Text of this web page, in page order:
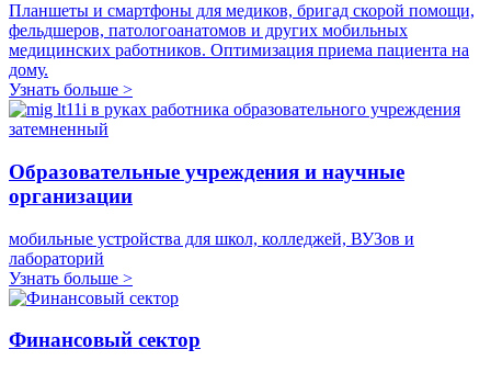
Планшеты и смартфоны для медиков, бригад скорой помощи,
фельдшеров, патологоанатомов и других мобильных
медицинских работников. Оптимизация приема пациента на
дому.
Узнать больше >
Образовательные учреждения и научные
организации
мобильные устройства для школ, колледжей, ВУЗов и
лабораторий
Узнать больше >
Финансовый сектор